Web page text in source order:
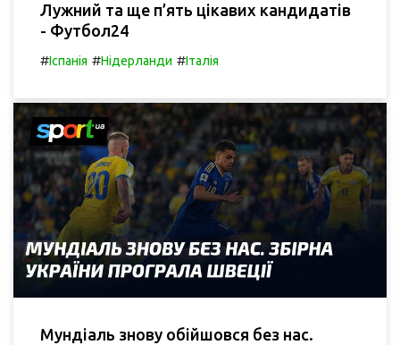
Лужний та ще п’ять цікавих кандидатів
- Футбол24
#Іспанія #Нідерланди #Італія
Мундіаль знову обійшовся без нас.